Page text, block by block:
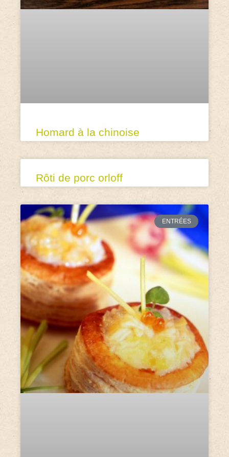
Homard à la chinoise
Rôti de porc orloff
ENTRÉES